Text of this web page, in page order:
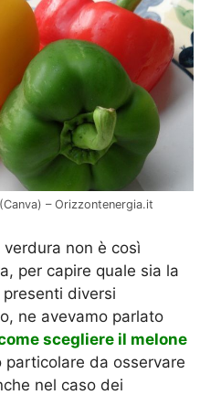
– Orizzontenergia.it
non è così
per capire quale sia la
diversi
ne avevamo parlato
scegliere il melone
particolare da osservare
nel caso dei